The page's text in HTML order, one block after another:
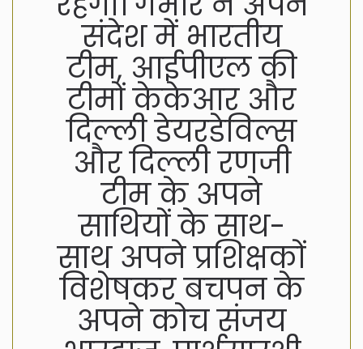
संदेश में भारतीय
टीम, आईपीएल की
टीमों केकेआर और
दिल्ली डेयरडेविल्स
और दिल्ली रणजी
टीम के अपने
साथियों के साथ-
साथ अपने प्रशिक्षकों
विशेषकर बचपन के
अपने कोच संजय